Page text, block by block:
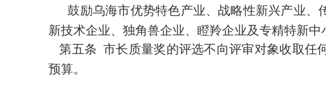
鼓励乌海市优势特色产业、战略性新兴产业、
新技术企业、 独角兽企业、瞪羚企业及专精特新中
第五条 市长质量奖的评选不向评审对象收取任
预算。